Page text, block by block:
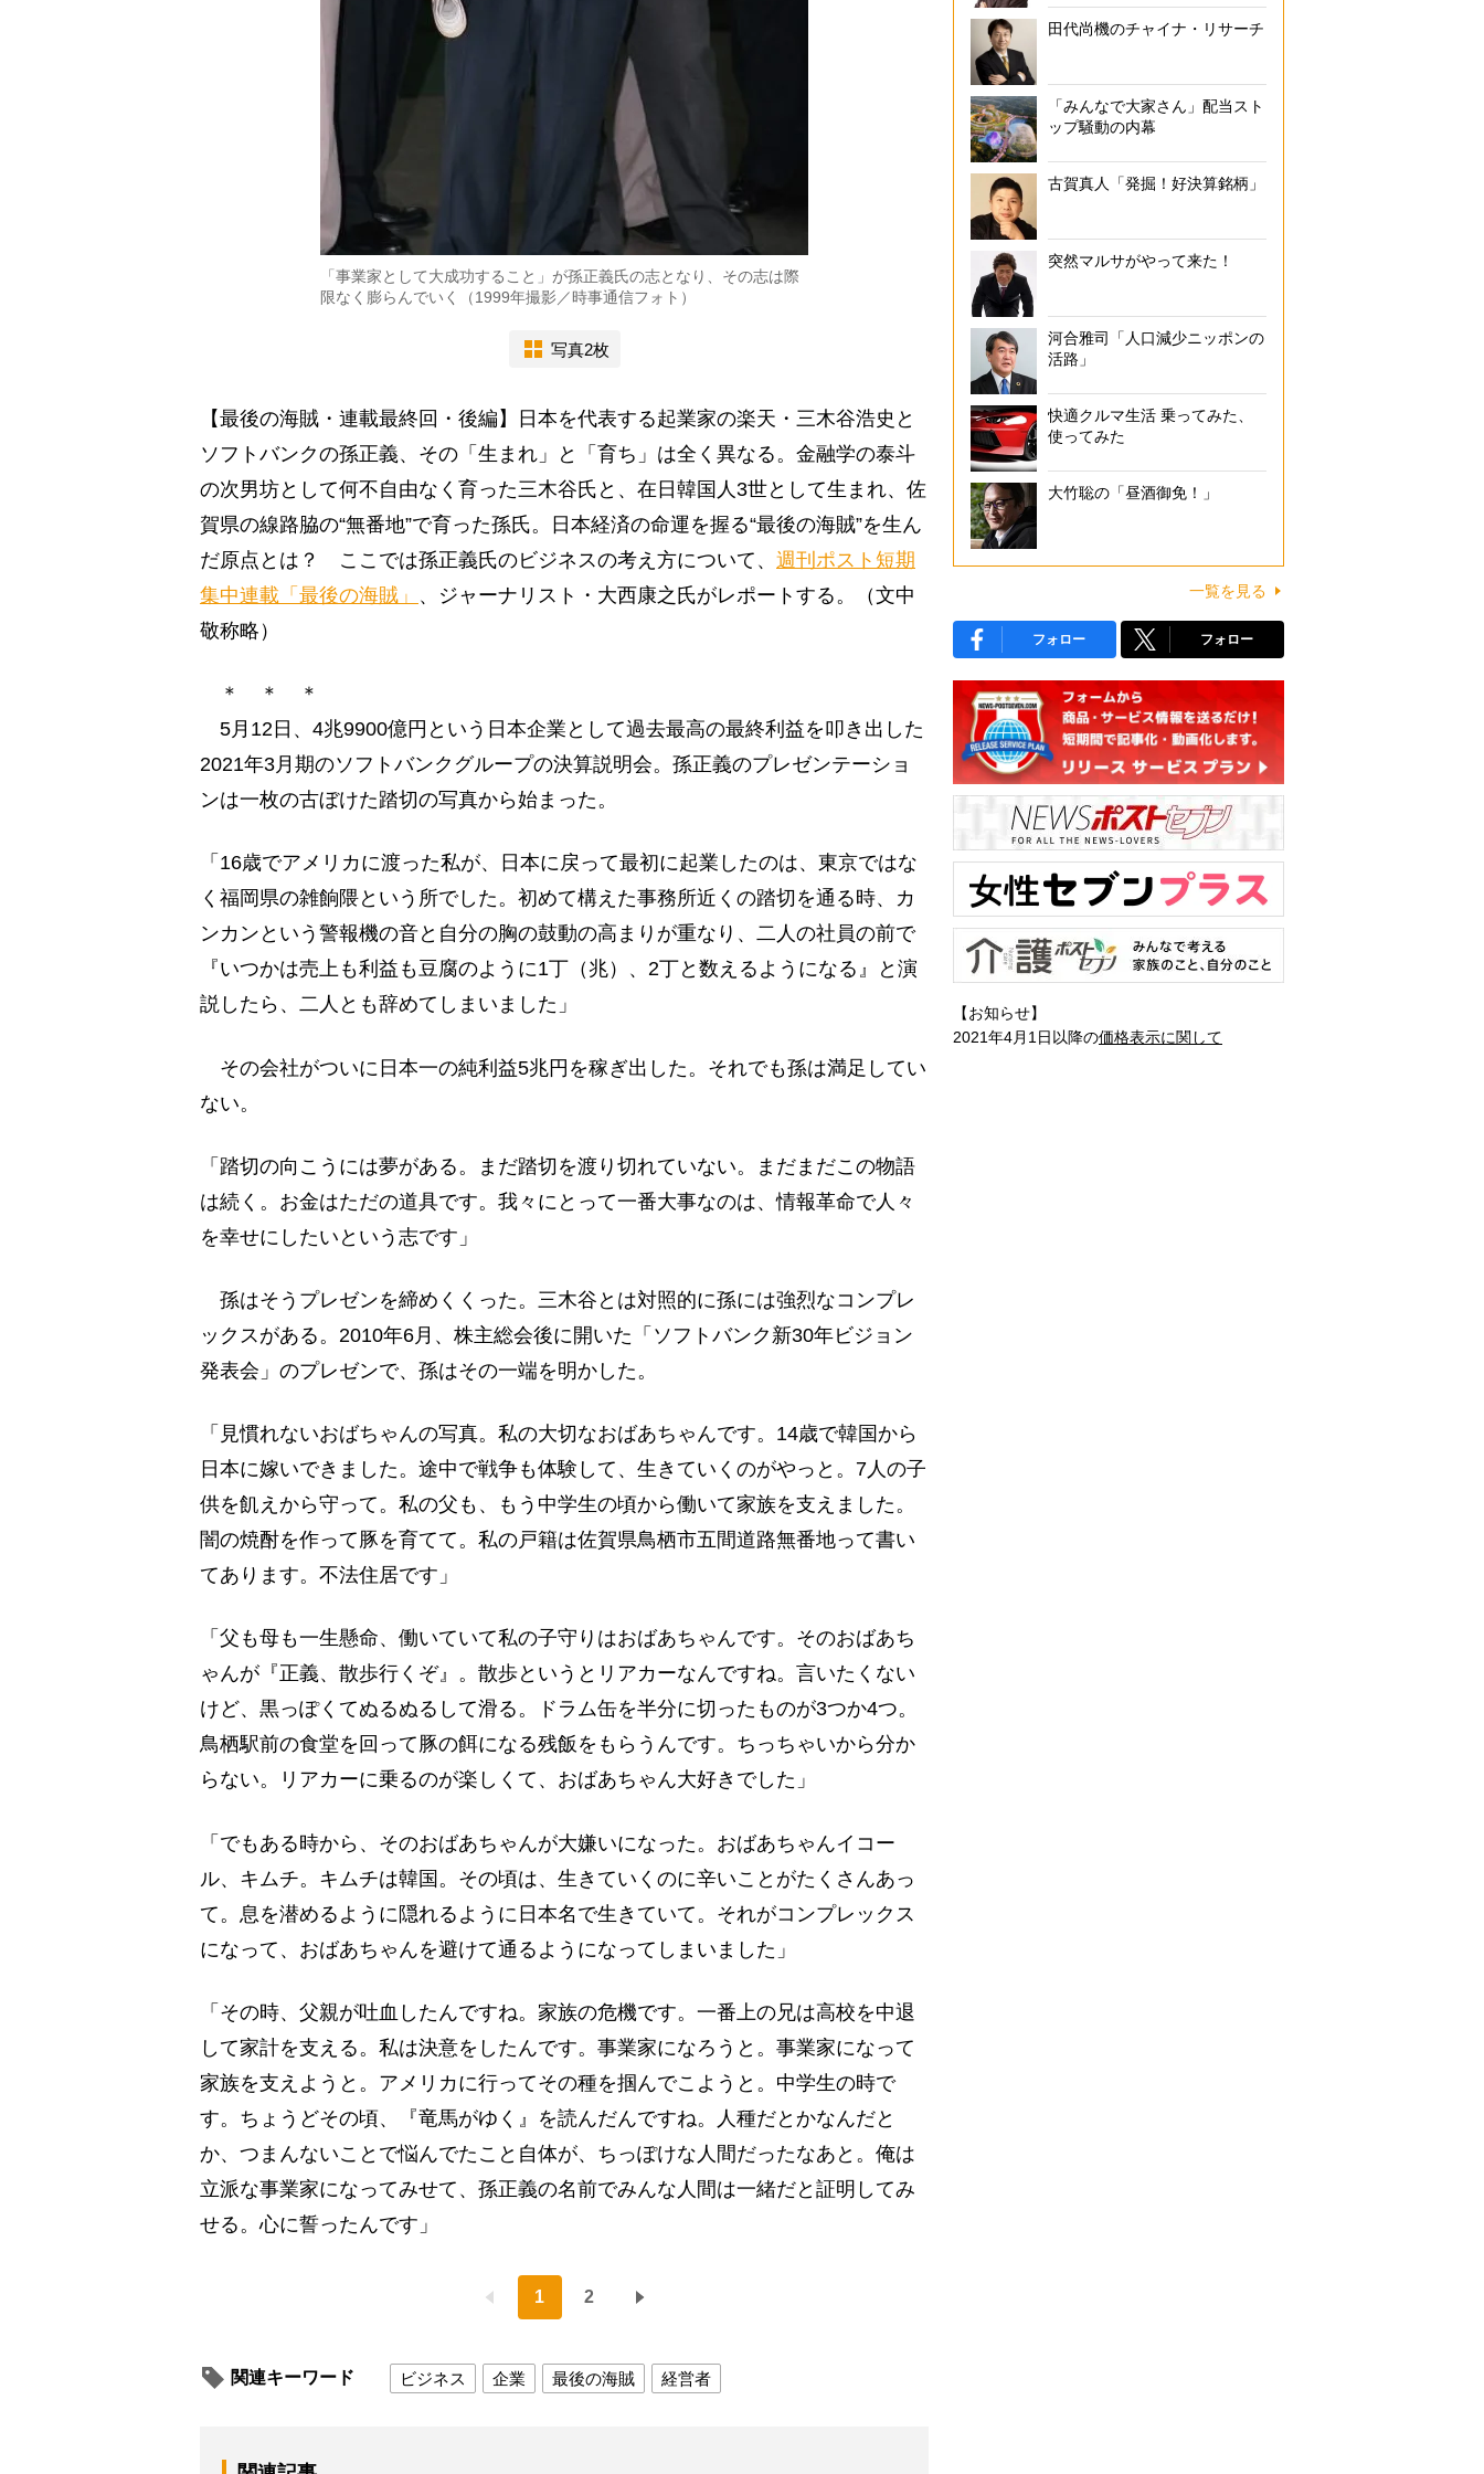
「事業家として大成功すること」が孫正義氏の志となり、その志は際
限なく膨らんでいく（1999年撮影／時事通信フォト）
写真2枚
【最後の海賊・連載最終回・後編】日本を代表する起業家の楽天・三木谷浩史と
ソフトバンクの孫正義、その「生まれ」と「育ち」は全く異なる。金融学の泰斗
の次男坊として何不自由なく育った三木谷氏と、在日韓国人3世として生まれ、佐
賀県の線路脇の“無番地”で育った孫氏。日本経済の命運を握る“最後の海賊”を生ん
だ原点とは？ ここでは孫正義氏のビジネスの考え方について、 週刊ポスト短期
集中連載「最後の海賊」 、ジャーナリスト・大西康之氏がレポートする。（文中
敬称略）
＊ ＊ ＊
5月12日、4兆9900億円という日本企業として過去最高の最終利益を叩き出した
2021年3月期のソフトバンクグループの決算説明会。孫正義のプレゼンテーショ
ンは一枚の古ぼけた踏切の写真から始まった。
「16歳でアメリカに渡った私が、日本に戻って最初に起業したのは、東京ではな
く福岡県の雑餉隈という所でした。初めて構えた事務所近くの踏切を通る時、カ
ンカンという警報機の音と自分の胸の鼓動の高まりが重なり、二人の社員の前で
『いつかは売上も利益も豆腐のように1丁（兆）、2丁と数えるようになる』と演
説したら、二人とも辞めてしまいました」
その会社がついに日本一の純利益5兆円を稼ぎ出した。それでも孫は満足してい
ない。
「踏切の向こうには夢がある。まだ踏切を渡り切れていない。まだまだこの物語
は続く。お金はただの道具です。我々にとって一番大事なのは、情報革命で人々
を幸せにしたいという志です」
孫はそうプレゼンを締めくくった。三木谷とは対照的に孫には強烈なコンプレ
ックスがある。2010年6月、株主総会後に開いた「ソフトバンク新30年ビジョン
発表会」のプレゼンで、孫はその一端を明かした。
「見慣れないおばちゃんの写真。私の大切なおばあちゃんです。14歳で韓国から
日本に嫁いできました。途中で戦争も体験して、生きていくのがやっと。7人の子
供を飢えから守って。私の父も、もう中学生の頃から働いて家族を支えました。
闇の焼酎を作って豚を育てて。私の戸籍は佐賀県鳥栖市五間道路無番地って書い
てあります。不法住居です」
「父も母も一生懸命、働いていて私の子守りはおばあちゃんです。そのおばあち
ゃんが『正義、散歩行くぞ』。散歩というとリアカーなんですね。言いたくない
けど、黒っぽくてぬるぬるして滑る。ドラム缶を半分に切ったものが3つか4つ。
鳥栖駅前の食堂を回って豚の餌になる残飯をもらうんです。ちっちゃいから分か
らない。リアカーに乗るのが楽しくて、おばあちゃん大好きでした」
「でもある時から、そのおばあちゃんが大嫌いになった。おばあちゃんイコー
ル、キムチ。キムチは韓国。その頃は、生きていくのに辛いことがたくさんあっ
て。息を潜めるように隠れるように日本名で生きていて。それがコンプレックス
になって、おばあちゃんを避けて通るようになってしまいました」
「その時、父親が吐血したんですね。家族の危機です。一番上の兄は高校を中退
して家計を支える。私は決意をしたんです。事業家になろうと。事業家になって
家族を支えようと。アメリカに行ってその種を掴んでこようと。中学生の時で
す。ちょうどその頃、『竜馬がゆく』を読んだんですね。人種だとかなんだと
か、つまんないことで悩んでたこと自体が、ちっぽけな人間だったなあと。俺は
立派な事業家になってみせて、孫正義の名前でみんな人間は一緒だと証明してみ
せる。心に誓ったんです」
1 2
関連キーワード ビジネス 企業 最後の海賊 経営者
田代尚機のチャイナ・リサーチ
「みんなで大家さん」配当スト
ップ騒動の内幕
古賀真人「発掘！好決算銘柄」
突然マルサがやって来た！
河合雅司「人口減少ニッポンの
活路」
快適クルマ生活 乗ってみた、
使ってみた
大竹聡の「昼酒御免！」
一覧を見る
フォロー フォロー
【お知らせ】
2021年4月1日以降の価格表示に関して